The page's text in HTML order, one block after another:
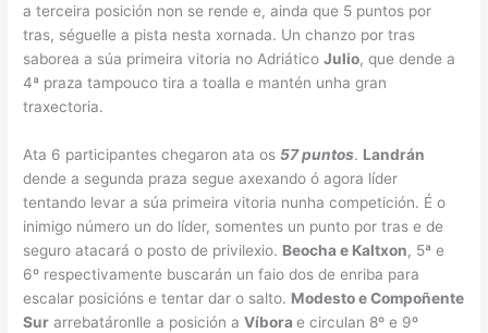
a terceira posición non se rende e, ainda que 5 puntos por
tras, séguelle a pista nesta xornada. Un chanzo por tras
saborea a súa primeira vitoria no AdriáticoJulio, que dende a
4ª praza tampouco tira a toalla e mantén unha gran
traxectoria.
Ata 6 participantes chegaron ata os57 puntos. Landrán
dende a segunda praza segue axexando ó agora líder
tentando levar a súa primeira vitoria nunha competición. É o
inimigo número un do líder, somentes un punto por tras e de
seguro atacará o posto de privilexio. Beocha e Kaltxon, 5ª e
6º respectivamente buscarán un faio dos de enriba para
escalar posicións e tentar dar o salto. Modesto e Compoñente
Sur arrebatáronlle a posición aVíborae circulan 8º e 9º